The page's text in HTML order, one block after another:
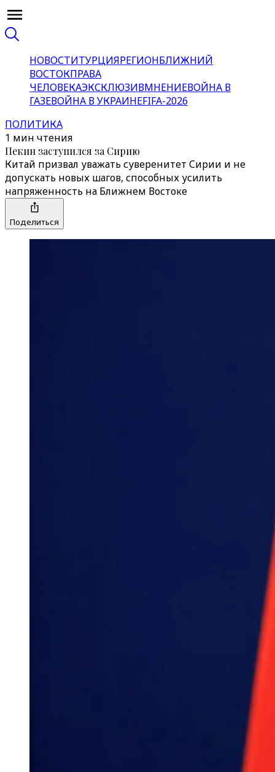
НОВОСТИТУРЦИЯРЕГИОНБЛИЖНИЙ
ВОСТОКПРАВА
ЧЕЛОВЕКАЭКСКЛЮЗИВМНЕНИЕВОЙНА В
ГАЗЕВОЙНА В УКРАИНЕFIFA-2026
ПОЛИТИКА
1 мин чтения
Пекин заступился за Сирию
Китай призвал уважать суверенитет Сирии и не
допускать новых шагов, способных усилить
напряженность на Ближнем Востоке
Поделиться